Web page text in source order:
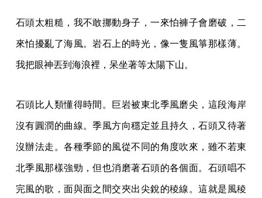
石頭太粗糙，我不敢挪動身子，一來怕褲子會磨破，二
來怕擾亂了海風。岩石上的時光，像一隻風箏那樣薄。
我把眼神丟到海浪裡，呆坐著等太陽下山。
石頭比人類懂得時間。巨岩被東北季風磨尖，這段海岸
沒有圓潤的曲線。季風方向穩定並且持久，石頭又待著
沒辦法走。各種季節的風從不同的角度吹來，雖不若東
北季風那樣強勁，但也消磨著石頭的各個面。石頭唱不
完風的歌，面與面之間交夾出尖銳的稜線。這就是風稜